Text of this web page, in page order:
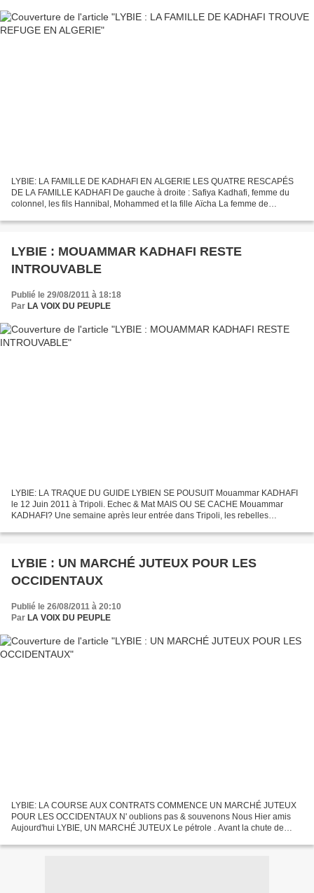
LYBIE: LA FAMILLE DE KADHAFI EN ALGERIE LES QUATRE RESCAPÉS
DE LA FAMILLE KADHAFI De gauche à droite : Safiya Kadhafi, femme du
colonnel, les fils Hannibal, Mohammed et la fille Aïcha La femme de
LYBIE : MOUAMMAR KADHAFI RESTE
INTROUVABLE
Publié le 29/08/2011 à 18:18
Par LA VOIX DU PEUPLE
LYBIE: LA TRAQUE DU GUIDE LYBIEN SE POUSUIT Mouammar KADHAFI
le 12 Juin 2011 à Tripoli. Echec & Mat MAIS OU SE CACHE Mouammar
KADHAFI? Une semaine après leur entrée dans Tripoli, les rebelles
LYBIE : UN MARCHÉ JUTEUX POUR LES
OCCIDENTAUX
Publié le 26/08/2011 à 20:10
Par LA VOIX DU PEUPLE
LYBIE: LA COURSE AUX CONTRATS COMMENCE UN MARCHÉ JUTEUX
POUR LES OCCIDENTAUX N' oublions pas & souvenons Nous Hier amis
Aujourd'hui LYBIE, UN MARCHÉ JUTEUX Le pétrole . Avant la chute de